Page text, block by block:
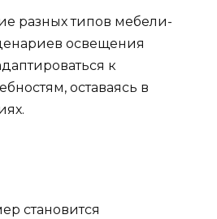
разных типов мебели-
освещения
к
оставаясь в
становится